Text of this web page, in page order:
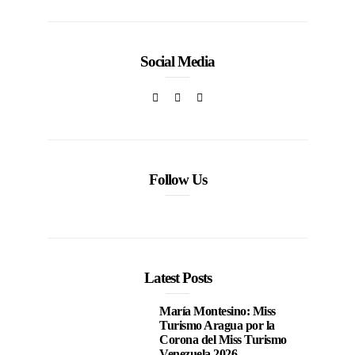
Social Media
Follow Us
Latest Posts
María Montesino: Miss
Turismo Aragua por la
Corona del Miss Turismo